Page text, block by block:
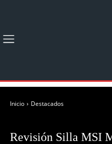
Inicio Destacados
Revisión Silla MSI